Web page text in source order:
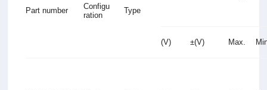
Part number
Configu
ration
Type
(V) ±(V) Max.